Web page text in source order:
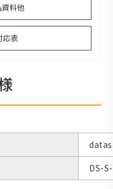
料他
応表
DS-